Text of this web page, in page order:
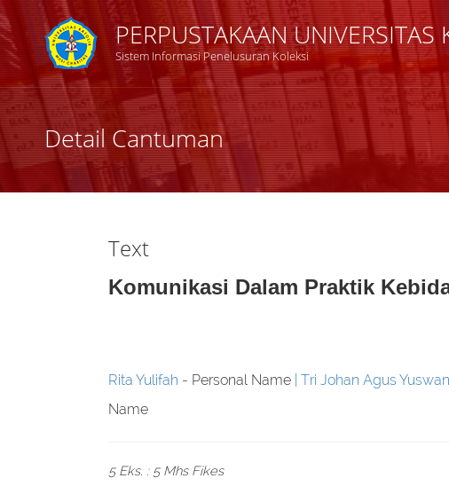
PERPUSTAKAAN
Sistem Informasi Penelusuran Koleksi
Detail Cantuman
Text
Komunikasi Dalam Praktik
Rita Yulifah - Personal Name Tri Johan Agus
Name
5 Eks. : 5 Mhs Fikes
Judul
Subyek